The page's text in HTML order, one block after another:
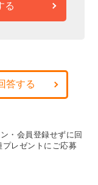
る
答する
・会員登録せずに回
レゼントにご応募